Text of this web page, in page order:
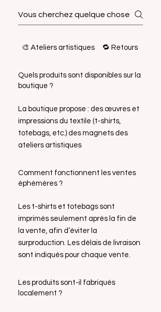
🎨 Ateliers artistiques 🔁 Retours
Quels produits sont disponibles sur la
boutique ?
La boutique propose : des œuvres et
impressions du textile (t-shirts,
totebags, etc.) des magnets des
ateliers artistiques
Comment fonctionnent les ventes
éphémères ?
Les t-shirts et totebags sont
imprimés seulement après la fin de
la vente, afin d’éviter la
surproduction. Les délais de livraison
sont indiqués pour chaque vente.
Les produits sont-il fabriqués
localement ?